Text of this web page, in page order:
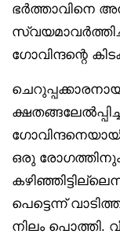
ഭർത്താവിനെ
ഗോവിന്ദന്റെ
ഒരു
പെട്ടെന്ന്
നിലം പൊത്തി.